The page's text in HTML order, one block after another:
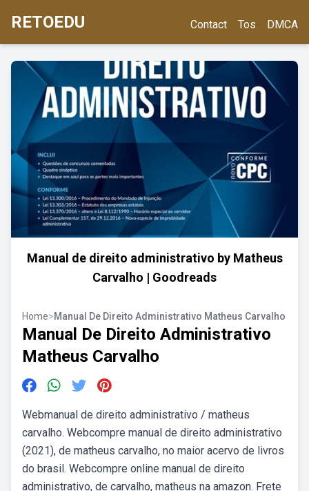
RETOEDU Contact Tos DMCA
Manual de direito administrativo by Matheus
Carvalho | Goodreads
Home>Manual De Direito Administrativo Matheus Carvalho
Manual De Direito Administrativo
Matheus Carvalho
Webmanual de direito administrativo / matheus
carvalho. Webcompre manual de direito administrativo
(2021), de matheus carvalho, no maior acervo de livros
do brasil. Webcompre online manual de direito
administrativo, de carvalho, matheus na amazon. Frete